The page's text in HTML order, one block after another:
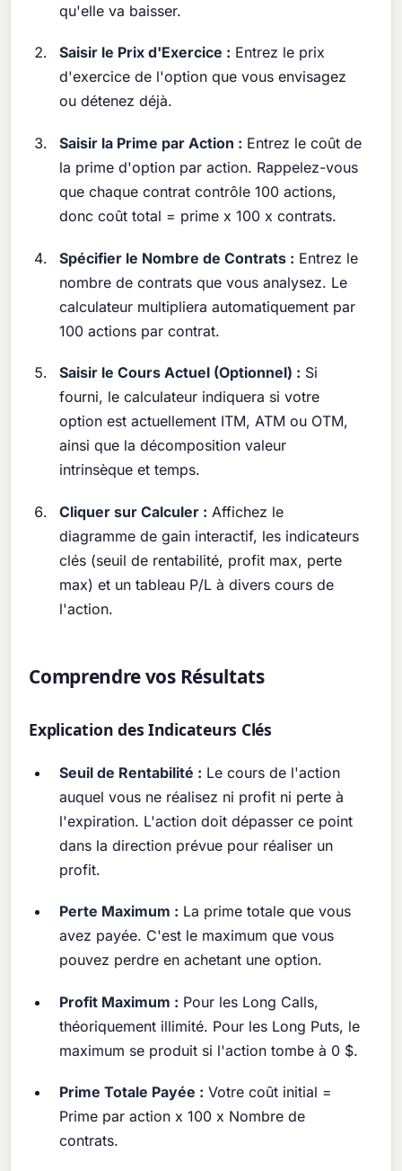
qu'elle va baisser.
Saisir le Prix d'Exercice : Entrez le prix
d'exercice de l'option que vous envisagez
ou détenez déjà.
Saisir la Prime par Action : Entrez le coût de
la prime d'option par action. Rappelez-vous
que chaque contrat contrôle 100 actions,
donc coût total = prime x 100 x contrats.
Spécifier le Nombre de Contrats : Entrez le
nombre de contrats que vous analysez. Le
calculateur multipliera automatiquement par
100 actions par contrat.
Saisir le Cours Actuel (Optionnel) : Si
fourni, le calculateur indiquera si votre
option est actuellement ITM, ATM ou OTM,
ainsi que la décomposition valeur
intrinsèque et temps.
Cliquer sur Calculer : Affichez le
diagramme de gain interactif, les indicateurs
clés (seuil de rentabilité, profit max, perte
max) et un tableau P/L à divers cours de
l'action.
Comprendre vos Résultats
Explication des Indicateurs Clés
Seuil de Rentabilité : Le cours de l'action
auquel vous ne réalisez ni profit ni perte à
l'expiration. L'action doit dépasser ce point
dans la direction prévue pour réaliser un
profit.
Perte Maximum : La prime totale que vous
avez payée. C'est le maximum que vous
pouvez perdre en achetant une option.
Profit Maximum : Pour les Long Calls,
théoriquement illimité. Pour les Long Puts, le
maximum se produit si l'action tombe à 0 $.
Prime Totale Payée : Votre coût initial =
Prime par action x 100 x Nombre de
contrats.